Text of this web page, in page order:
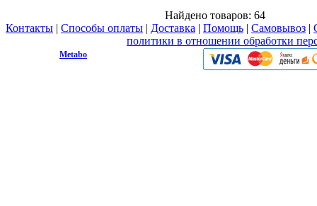
Найдено товаров: 64
Контакты | Способы оплаты | Доставка | Помощь | Самовывоз |
политики в отношении обработки
Metabo